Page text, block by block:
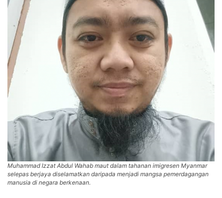
Muhammad Izzat Abdul Wahab maut dalam tahanan imigresen Myanmar
selepas berjaya diselamatkan daripada menjadi mangsa pemerdagangan
manusia di negara berkenaan.